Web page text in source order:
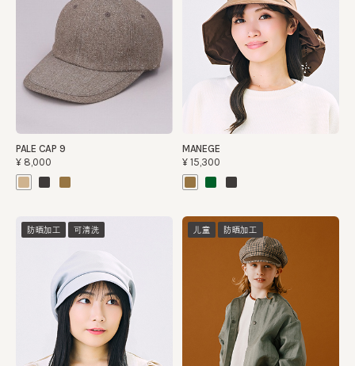
PALE CAP 9
¥8,000
MANEGE
¥15,300
防晒加工 可清洗 儿童 防晒加工